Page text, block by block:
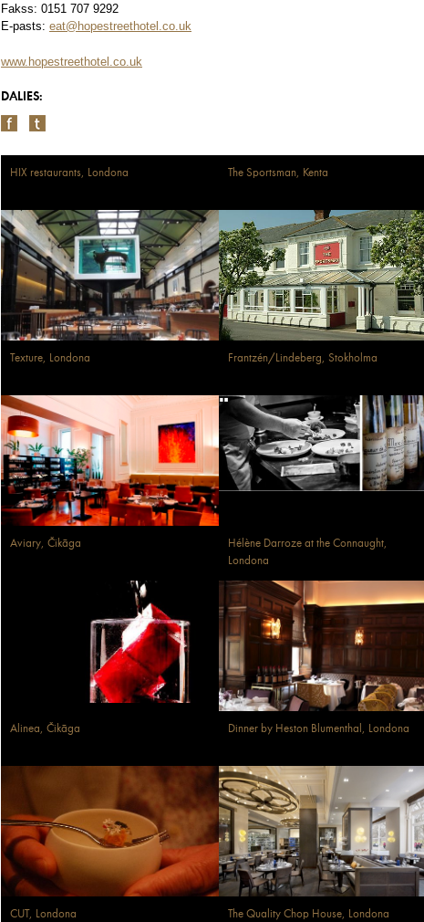
Fakss: 0151 707 9292
E-pasts: eat@hopestreethotel.co.uk
www.hopestreethotel.co.uk
DALIES:
HIX restaurants, Londona The Sportsman, Kenta
Texture, Londona Frantzén/Lindeberg, Stokholma
Aviary, Čikāga
Hélène Darroze at the Connaught,
Londona
Alinea, Čikāga Dinner by Heston Blumenthal, Londona
CUT, Londona The Quality Chop House, Londona